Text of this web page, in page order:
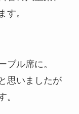
す。
ブル席に。
思いましたが
。